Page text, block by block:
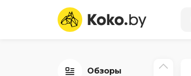
Обзоры